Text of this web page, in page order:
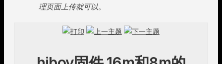
理页面上传就可以。